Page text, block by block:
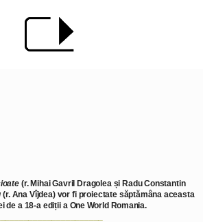
(r. Mihai Gavril Dragolea și Radu Constantin
(r. Ana Vîjdea) vor fi proiectate săptămâna aceasta
de a 18-a ediții a One World Romania.